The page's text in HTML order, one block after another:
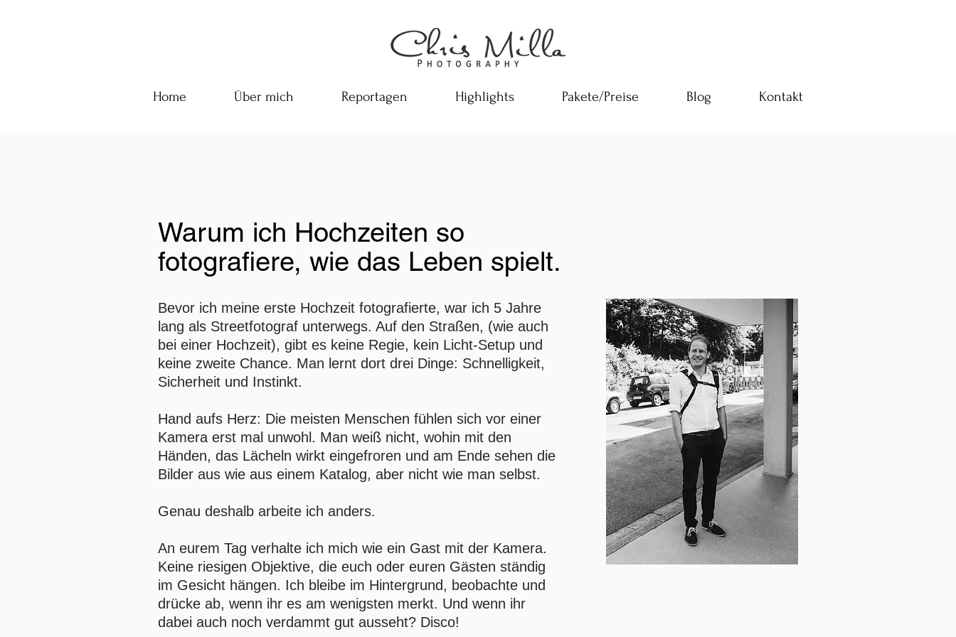
Home Über mich Reportagen Highlights Pakete/Preise Blog Kontakt
Warum ich Hochzeiten so
fotografiere, wie das Leben spielt.
Bevor ich meine erste Hochzeit fotografierte, war ich 5 Jahre
lang als Streetfotograf unterwegs. Auf den Straßen, (wie auch
bei einer Hochzeit), gibt es keine Regie, kein Licht-Setup und
keine zweite Chance. Man lernt dort drei Dinge: Schnelligkeit,
Sicherheit und Instinkt.
Hand aufs Herz: Die meisten Menschen fühlen sich vor einer
Kamera erst mal unwohl. Man weiß nicht, wohin mit den
Händen, das Lächeln wirkt eingefroren und am Ende sehen die
Bilder aus wie aus einem Katalog, aber nicht wie man selbst.​
Genau deshalb arbeite ich anders.
An eurem Tag verhalte ich mich wie ein Gast mit der Kamera.
Keine riesigen Objektive, die euch oder euren Gästen ständig
im Gesicht hängen. Ich bleibe im Hintergrund, beobachte und
drücke ab, wenn ihr es am wenigsten merkt. Und wenn ihr
dabei auch noch verdammt gut ausseht? Disco!